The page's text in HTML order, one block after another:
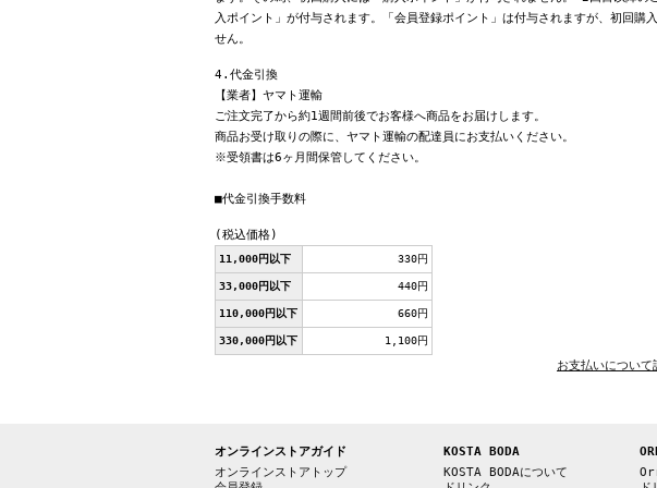
入ポイント」が付与されます。「会員登録ポイント」は付与されますが、初回購
せん。
4.代金引換
【業者】ヤマト運輸
ご注文完了から約1週間前後でお客様へ商品をお届けします。
商品お受け取りの際に、ヤマト運輸の配達員にお支払いください。
※受領書は6ヶ月間保管してください。
■代金引換手数料
(税込価格)
11,000円以下 330円
33,000円以下 440円
110,000円以下 660円
330,000円以下 1,100円
お支払いについて
オンラインストアガイド
オンラインストアトップ
KOSTA BODA
KOSTA BODAについて